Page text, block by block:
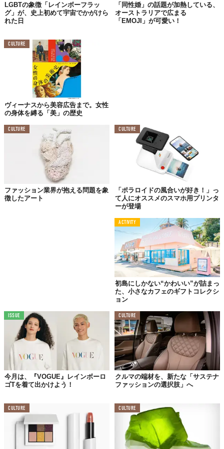
TABI LABO
この世界は、もっと広いはずだ。
LGBTの象徴「レインボーフラッ
グ」が、史上初めて宇宙でかがけら
れた日
「同性婚」の話題が加熱している、
オーストラリアで広まる
「EMOJI」が可愛い！
CULTURE
ヴィーナスから美容広告まで。女性
の身体を縛る「美」の歴史
CULTURE
ファッション業界が抱える問題を象
徴したアート
CULTURE
「ポラロイドの風合いが好き！」っ
て人にオススメのスマホ用プリンタ
ーが登場
ACTIVITY
初島にしかない“かわいい”が詰まっ
た、小さなカフェのギフトコレクシ
ョン
ISSUE
今月は、『VOGUE』レインボーロ
ゴTを着て出かけよう！
CULTURE
クルマの端材を、新たな「サステナ
ファッションの選択肢」へ
CULTURE CULTURE